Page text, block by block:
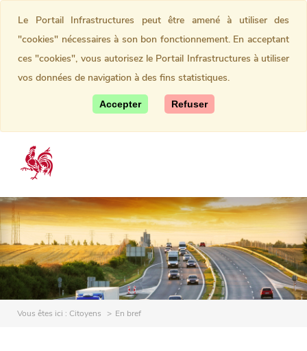
Vous êtes ici : Citoyens En bref
Le Portail Infrastructures peut être amené à utiliser des
"cookies" nécessaires à son bon fonctionnement. En acceptant
ces "cookies", vous autorisez le Portail Infrastructures à utiliser
vos données de navigation à des fins statistiques.
Accepter Refuser